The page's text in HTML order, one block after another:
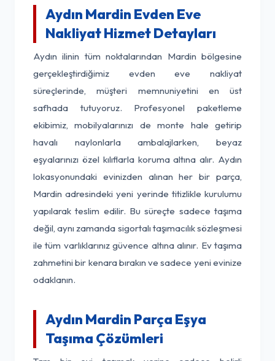
Aydın Mardin Evden Eve
Nakliyat Hizmet Detayları
Aydın ilinin tüm noktalarından Mardin bölgesine
gerçekleştirdiğimiz evden eve nakliyat
süreçlerinde, müşteri memnuniyetini en üst
safhada tutuyoruz. Profesyonel paketleme
ekibimiz, mobilyalarınızı de monte hale getirip
havalı naylonlarla ambalajlarken, beyaz
eşyalarınızı özel kılıflarla koruma altına alır. Aydın
lokasyonundaki evinizden alınan her bir parça,
Mardin adresindeki yeni yerinde titizlikle kurulumu
yapılarak teslim edilir. Bu süreçte sadece taşıma
değil, aynı zamanda sigortalı taşımacılık sözleşmesi
ile tüm varlıklarınız güvence altına alınır. Ev taşıma
zahmetini bir kenara bırakın ve sadece yeni evinize
odaklanın.
Aydın Mardin Parça Eşya
Taşıma Çözümleri